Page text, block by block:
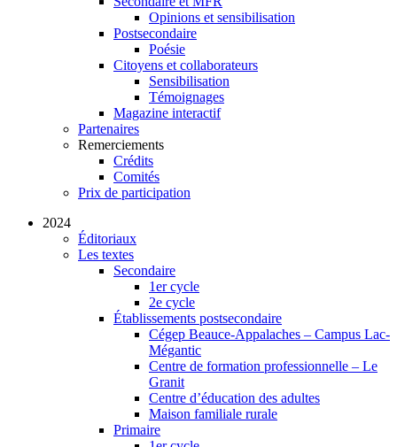
Opinions et sensibilisation
Postsecondaire
Poésie
Citoyens et collaborateurs
Sensibilisation
Témoignages
Magazine interactif
Partenaires
Remerciements
Crédits
Comités
Prix de participation
2024
Éditoriaux
Les textes
Secondaire
1er cycle
2e cycle
Établissements postsecondaire
Cégep Beauce-Appalaches – Campus Lac-
Mégantic
Centre de formation professionnelle – Le
Granit
Centre d’éducation des adultes
Maison familiale rurale
Primaire